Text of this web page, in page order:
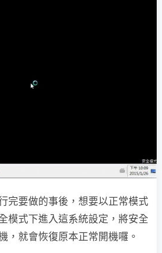
完要做的事後，想要以正常模式
模式下進入這系統設定，將安全
，就會恢復原本正常開機囉。